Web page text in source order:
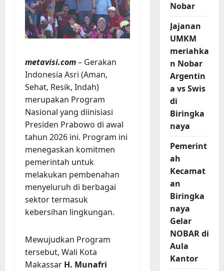
metavisi.com– Gerakan
Indonesia Asri (Aman,
Sehat, Resik, Indah)
merupakan Program
Nasional yang diinisiasi
Presiden Prabowo di awal
tahun 2026 ini. Program ini
menegaskan komitmen
pemerintah untuk
melakukan pembenahan
menyeluruh di berbagai
sektor termasuk
kebersihan lingkungan.
Mewujudkan Program
tersebut, Wali Kota
Makassar H. Munafri
Nobar
Jajanan
UMKM
meriahka
n Nobar
Argentin
a vs Swis
di
Biringka
naya
Pemerint
ah
Kecamat
an
Biringka
naya
Gelar
NOBAR di
Aula
Kantor